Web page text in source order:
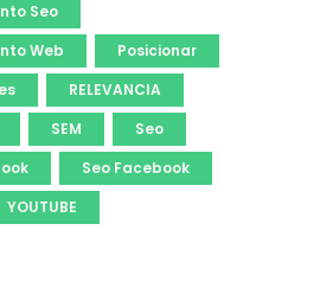
Seo
Web
Posicionar
RELEVANCIA
SEM
Seo
Seo Facebook
YOUTUBE